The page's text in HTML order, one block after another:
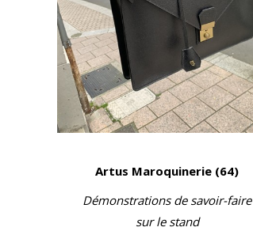
Artus Maroquinerie (64)
Démonstrations de savoir-faire
sur le stand